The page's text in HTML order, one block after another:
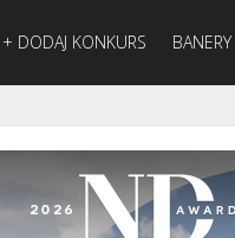
+ DODAJ KONKURS BANERY